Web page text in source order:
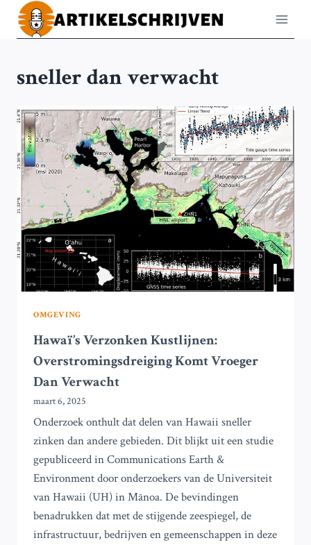
Doorgaan
naar
sneller dan verwacht
OMGEVING
Hawaï’s Verzonken Kustlijnen:
Overstromingsdreiging Komt Vroeger
Dan Verwacht
maart 6, 2025
Onderzoek onthult dat delen van Hawaii sneller
zinken dan andere gebieden. Dit blijkt uit een studie
gepubliceerd in Communications Earth &
Environment door onderzoekers van de Universiteit
van Hawaii (UH) in Mānoa. De bevindingen
benadrukken dat met de stijgende zeespiegel, de
infrastructuur, bedrijven en gemeenschappen in deze